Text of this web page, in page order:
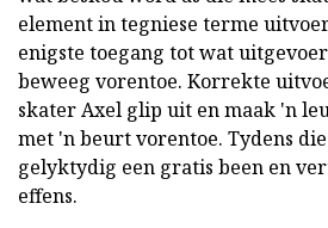
element in tegniese terme
enigste toegang tot wat
beweeg vorentoe. Korrekte
skater Axel glip uit en maak 'n
met 'n beurt vorentoe. Tydens
gelyktydig een gratis been en
effens.